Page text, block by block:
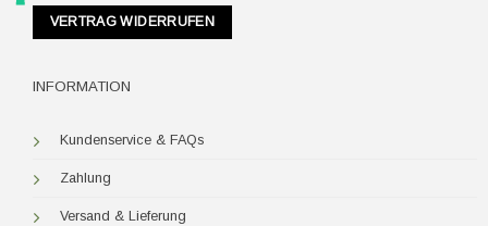
VERTRAG WIDERRUFEN
INFORMATION
Kundenservice & FAQs
Zahlung
Versand & Lieferung